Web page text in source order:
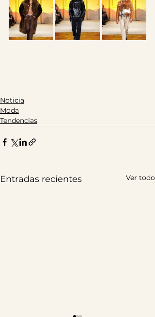
Noticia
Moda
Tendencias
Entradas recientes Ver todo